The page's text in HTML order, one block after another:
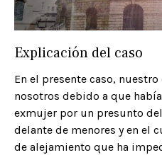
Explicación del caso
En el presente caso,
nosotros debido a que
exmujer por un presunto
delante de menores y en el
de alejamiento que ha